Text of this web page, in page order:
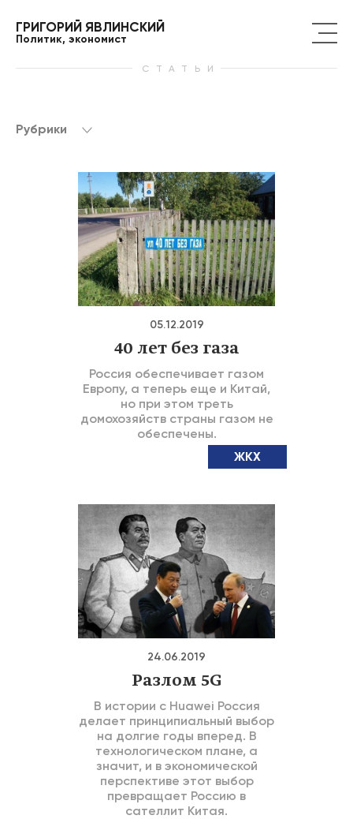
ГРИГОРИЙ ЯВЛИНСКИЙ
Политик, экономист
СТАТЬИ
Рубрики
05.12.2019
40 лет без газа
Россия обеспечивает газом
Европу, а теперь еще и Китай,
но при этом треть
домохозяйств страны газом не
обеспечены.
ЖКХ
24.06.2019
Разлом 5G
В истории с Huawei Россия
делает принципиальный выбор
на долгие годы вперед. В
технологическом плане, а
значит, и в экономической
перспективе этот выбор
превращает Россию в
сателлит Китая.